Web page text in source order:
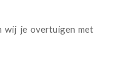
wij je overtuigen met